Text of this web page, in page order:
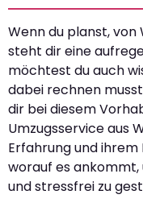
Wenn du planst, von
steht dir eine
möchtest du auch
dabei rechnen
dir bei diesem
Umzugsservice aus
Erfahrung und ihrem
worauf es ankommt,
und stressfrei zu